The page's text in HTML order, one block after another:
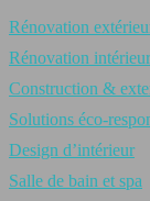
Rénovation
Rénovation
Construction &
Solutions éco-
Design d’intérieur
Salle de bain et spa